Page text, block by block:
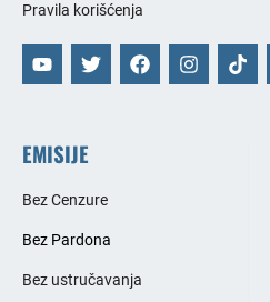
Pravila korišćenja
EMISIJE
Bez Cenzure
Bez Pardona
Bez ustručavanja